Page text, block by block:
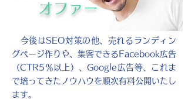
オファー
今後はSEO対策の他、売れるランディン
グページ作りや、集客できるFacebook広告
（CTR5％以上）、Google広告等、これま
で培ってきたノウハウを順次有料公開いたし
ます。